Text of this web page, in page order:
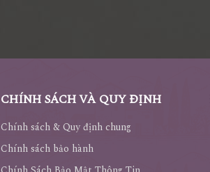
CHÍNH SÁCH VÀ QUY ĐỊNH
Chính sách & Quy định chung
Chính sách bảo hành